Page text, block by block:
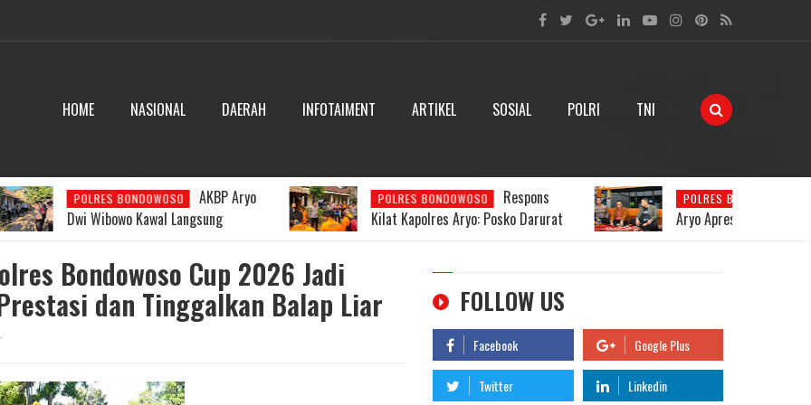
HOME NASIONAL DAERAH INFOTAIMENT ARTIKEL SOSIAL POLRI TNI
AKBP Aryo
Langsung
POLRES BONDOWOSO
Respons
Kilat Kapolres Aryo: Posko Darurat
Dipercepat
POLRES BONDOWOSO
Kapolres
Aryo Apresiasi Kesiapan Satkamling
Bondowoso Cup 2026 Jadi
dan Tinggalkan Balap Liar FOLLOW US